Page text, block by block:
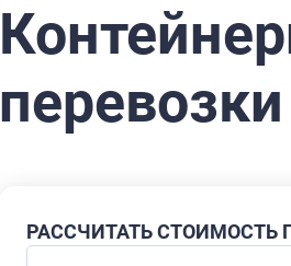
РАССЧИТАТЬ СТОИМОСТЬ